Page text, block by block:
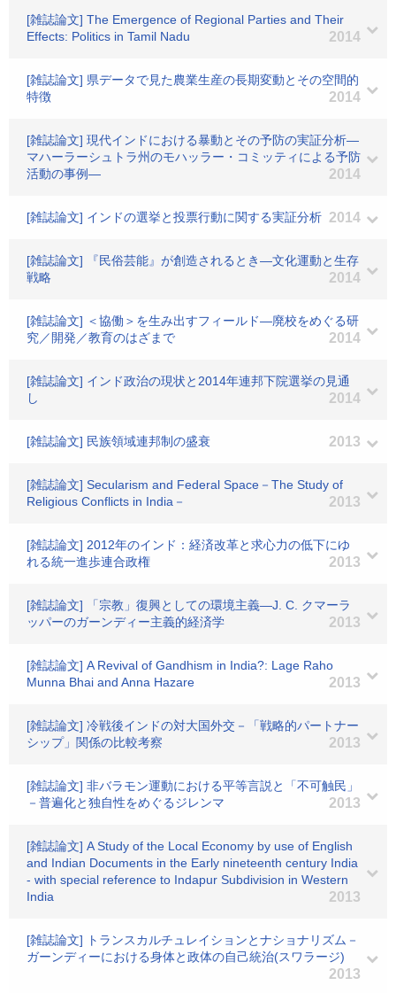
[雑誌論文] The Emergence of Regional Parties and Their
Effects: Politics in Tamil Nadu
2014
[雑誌論文] 県データで見た農業生産の長期変動とその空間的
特徴
2014
[雑誌論文] 現代インドにおける暴動とその予防の実証分析―
マハーラーシュトラ州のモハッラー・コミッティによる予防
活動の事例―
2014
[雑誌論文] インドの選挙と投票行動に関する実証分析 2014
[雑誌論文] 『民俗芸能』が創造されるとき―文化運動と生存
戦略
2014
[雑誌論文] ＜協働＞を生み出すフィールド―廃校をめぐる研
究／開発／教育のはざまで
2014
[雑誌論文] インド政治の現状と2014年連邦下院選挙の見通
し
2014
[雑誌論文] 民族領域連邦制の盛衰 2013
[雑誌論文] Secularism and Federal Space－The Study of
Religious Conflicts in India－
2013
[雑誌論文] 2012年のインド：経済改革と求心力の低下にゆ
れる統一進歩連合政権
2013
[雑誌論文] 「宗教」復興としての環境主義―J. C. クマーラ
ッパーのガーンディー主義的経済学
2013
[雑誌論文] A Revival of Gandhism in India?: Lage Raho
Munna Bhai and Anna Hazare
2013
[雑誌論文] 冷戦後インドの対大国外交－「戦略的パートナー
シップ」関係の比較考察
2013
[雑誌論文] 非バラモン運動における平等言説と「不可触民」
－普遍化と独自性をめぐるジレンマ
2013
[雑誌論文] A Study of the Local Economy by use of English
and Indian Documents in the Early nineteenth century India
- with special reference to Indapur Subdivision in Western
India
2013
[雑誌論文] トランスカルチュレイションとナショナリズム－
ガーンディーにおける身体と政体の自己統治(スワラージ)
2013